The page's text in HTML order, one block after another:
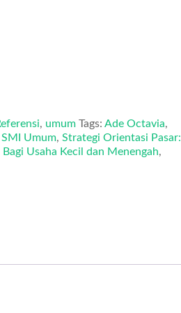
, umum Tags: Ade Octavia,
SMI Umum, Strategi Orientasi Pasar:
Usaha Kecil dan Menengah,